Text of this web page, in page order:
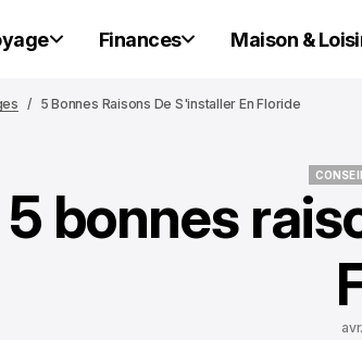
Finances Maison &
5 Bonnes Raisons De S'installer En Floride
5 bonnes